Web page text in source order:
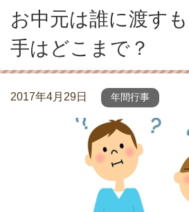
お中元は誰に渡す
手はどこまで？
2017年4月29日 年間行事